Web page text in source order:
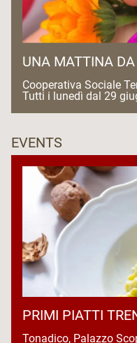
UNA MATTINA
Cooperativa Sociale
Tutti i lunedì dal 29
EVENTS
PRIMI PIATTI
Tonadico, Palazzo